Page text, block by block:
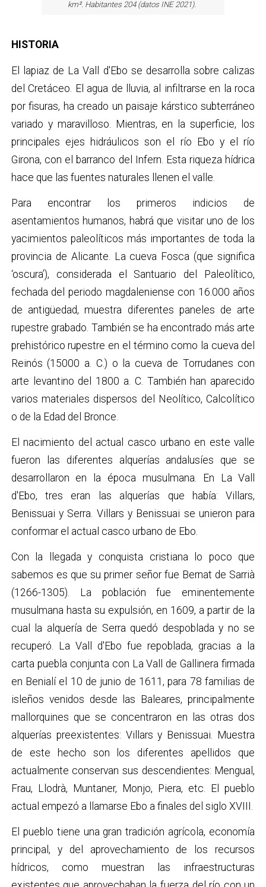
km². Habitantes 204 (datos INE 2021).
HISTORIA
El lapiaz de La Vall d'Ebo se desarrolla sobre calizas
del Cretáceo. El agua de lluvia, al infiltrarse en la roca
por fisuras, ha creado un paisaje kárstico subterráneo
variado y maravilloso. Mientras, en la superficie, los
principales ejes hidráulicos son el río Ebo y el río
Girona, con el barranco del Infern. Esta riqueza hídrica
hace que las fuentes naturales llenen el valle.
Para encontrar los primeros indicios de
asentamientos humanos, habrá que visitar uno de los
yacimientos paleolíticos más importantes de toda la
provincia de Alicante. La cueva Fosca (que significa
‘oscura’), considerada el Santuario del Paleolítico,
fechada del periodo magdaleniense con 16.000 años
de antigüedad, muestra diferentes paneles de arte
rupestre grabado. También se ha encontrado más arte
prehistórico rupestre en el término como la cueva del
Reinós (15000 a. C.) o la cueva de Torrudanes con
arte levantino del 1800 a. C. También han aparecido
varios materiales dispersos del Neolítico, Calcolítico
o de la Edad del Bronce.
El nacimiento del actual casco urbano en este valle
fueron las diferentes alquerías andalusíes que se
desarrollaron en la época musulmana. En La Vall
d'Ebo, tres eran las alquerías que había: Villars,
Benissuai y Serra. Villars y Benissuai se unieron para
conformar el actual casco urbano de Ebo.
Con la llegada y conquista cristiana lo poco que
sabemos es que su primer señor fue Bernat de Sarrià
(1266-1305). La población fue eminentemente
musulmana hasta su expulsión, en 1609, a partir de la
cual la alquería de Serra quedó despoblada y no se
recuperó. La Vall d'Ebo fue repoblada, gracias a la
carta puebla conjunta con La Vall de Gallinera firmada
en Benialí el 10 de junio de 1611, para 78 familias de
isleños venidos desde las Baleares, principalmente
mallorquines que se concentraron en las otras dos
alquerías preexistentes: Villars y Benissuai. Muestra
de este hecho son los diferentes apellidos que
actualmente conservan sus descendientes: Mengual,
Frau, Llodrà, Muntaner, Monjo, Piera, etc. El pueblo
actual empezó a llamarse Ebo a finales del siglo XVIII.
El pueblo tiene una gran tradición agrícola, economía
principal, y del aprovechamiento de los recursos
hídricos, como muestran las infraestructuras